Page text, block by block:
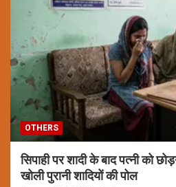
OTHERS
सिपाही पर शादी के बाद पत्नी को
खोली पुरानी शादियों की पोल